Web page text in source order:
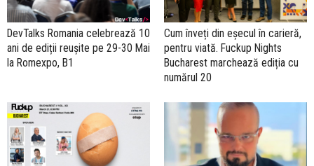
DevTalks Romania celebrează 10
ani de ediții reușite pe 29-30 Mai
la Romexpo, B1
Cum înveți din eșecul în carieră,
pentru viată. Fuckup Nights
Bucharest marchează ediția cu
numărul 20